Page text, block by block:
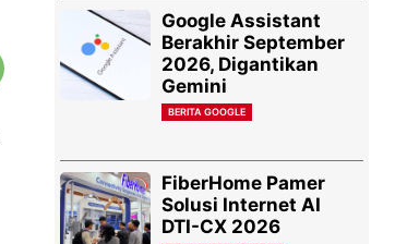
Google Assistant
Berakhir September
2026, Digantikan
Gemini
BERITA GOOGLE
FiberHome Pamer
Solusi Internet AI
DTI-CX 2026